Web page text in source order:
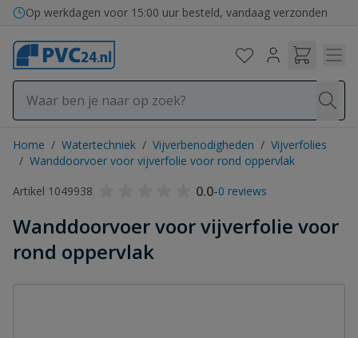
Ga naar de inhoud
Op werkdagen voor 15:00 uur besteld, vandaag verzonden
Home / Watertechniek / Vijverbenodigheden / Vijverfolies
/ Wanddoorvoer voor vijverfolie voor rond oppervlak
Artikel 1049938
0.0-0 reviews
Wanddoorvoer voor vijverfolie voor
rond oppervlak